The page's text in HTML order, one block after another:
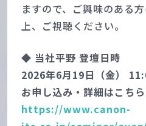
ますので、ご興味のある
上、ご視聴ください。
◆ 当社平野 登壇日時
2026年6月19日（金）
お申し込み・詳細はこちら
https://www.canon-